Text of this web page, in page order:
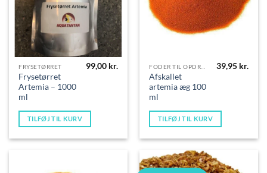
FRYSETØRRET
Frysetørret
Artemia – 1000
ml
99,00 kr.
TILFØJ TIL KURV
FODER TIL OPDRÆT
Afskallet
artemia æg 100
ml
39,95 kr.
TILFØJ TIL KURV